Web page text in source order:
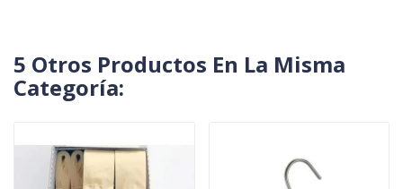
5 Otros Productos En La Misma
Categoría: